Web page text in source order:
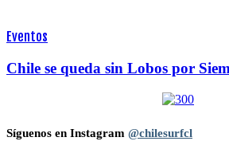
Eventos
Chile se queda sin Lobos por
Síguenos en Instagram @chilesurfcl